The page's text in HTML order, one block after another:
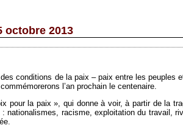
octobre 2013
conditions de la paix – paix entre les peuples
l’an prochain le centenaire.
la paix », qui donne à voir, à partir de la
nationalismes, racisme, exploitation du travail,